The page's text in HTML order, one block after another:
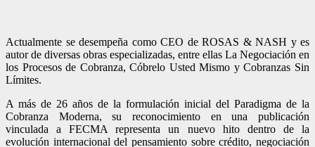
Actualmente se desempeña como CEO de ROSAS & NASH y es
autor de diversas obras especializadas, entre ellas La Negociación en
los Procesos de Cobranza, Cóbrelo Usted Mismo y Cobranzas Sin
Límites.
A más de 26 años de la formulación inicial del Paradigma de la
Cobranza Moderna, su reconocimiento en una publicación
vinculada a FECMA representa un nuevo hito dentro de la
evolución internacional del pensamiento sobre crédito, negociación